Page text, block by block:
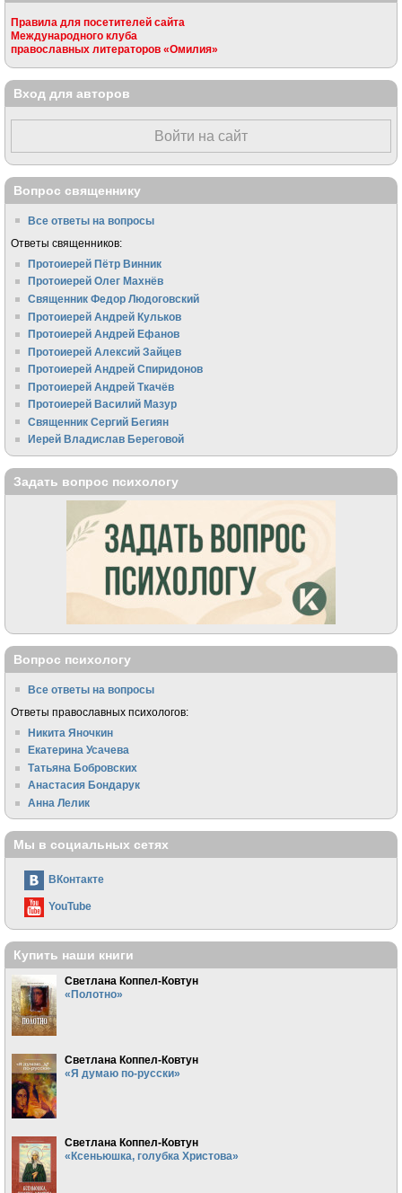
Правила для посетителей сайта
Международного клуба
православных литераторов «Омилия»
Вход для авторов
Войти на сайт
Вопрос священнику
Все ответы на вопросы
Ответы священников:
Протоиерей Пётр Винник
Протоиерей Олег Махнёв
Священник Федор Людоговский
Протоиерей Андрей Кульков
Протоиерей Андрей Ефанов
Протоиерей Алексий Зайцев
Протоиерей Андрей Спиридонов
Протоиерей Андрей Ткачёв
Протоиерей Василий Мазур
Священник Сергий Бегиян
Иерей Владислав Береговой
Задать вопрос психологу
Вопрос психологу
Все ответы на вопросы
Ответы православных психологов:
Никита Яночкин
Екатерина Усачева
Татьяна Бобровских
Анастасия Бондарук
Анна Лелик
Мы в социальных сетях
ВКонтакте
YouTube
Купить наши книги
Светлана Коппел-Ковтун
«Полотно»
Светлана Коппел-Ковтун
«Я думаю по-русски»
Светлана Коппел-Ковтун
«Ксеньюшка, голубка Христова»